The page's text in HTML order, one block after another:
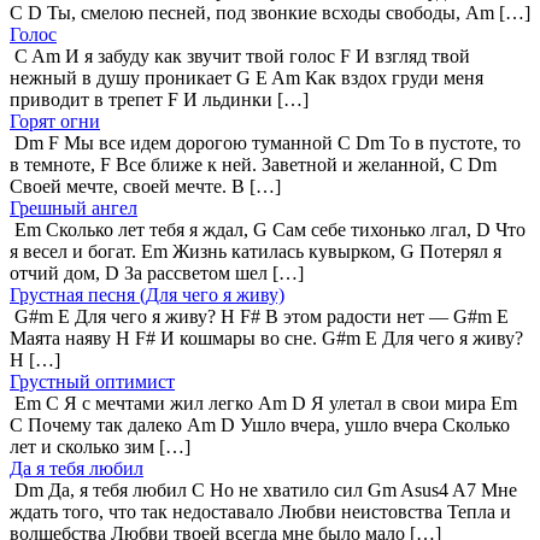
C D Ты, смелою песней, под звонкие всходы свободы, Am […]
Голос
C Am И я забуду как звучит твой голос F И взгляд твой
нежный в душу проникает G E Am Как вздох груди меня
приводит в трепет F И льдинки […]
Горят огни
Dm F Мы все идем дорогою туманной C Dm То в пустоте, то
в темноте, F Все ближе к ней. Заветной и желанной, C Dm
Своей мечте, своей мечте. B […]
Грешный ангел
Em Сколько лет тебя я ждал, G Сам себе тихонько лгал, D Что
я весел и богат. Em Жизнь катилась кувырком, G Потерял я
отчий дом, D За рассветом шел […]
Грустная песня (Для чего я живу)
G#m E Для чего я живу? H F# В этом радости нет — G#m E
Маята наяву H F# И кошмары во сне. G#m E Для чего я живу?
H […]
Грустный оптимист
Em C Я с мечтами жил легко Am D Я улетал в свои мира Em
C Почему так далеко Am D Ушло вчера, ушло вчера Сколько
лет и сколько зим […]
Да я тебя любил
Dm Да, я тебя любил C Но не хватило сил Gm Asus4 A7 Мне
ждать того, что так недоставало Любви неистовства Тепла и
волшебства Любви твоей всегда мне было мало […]